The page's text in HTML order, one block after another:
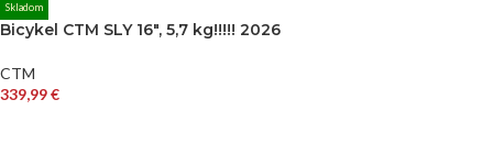
Skladom
Bicykel CTM SLY 16″, 5,7 kg!!!!! 2026
CTM
339,99€